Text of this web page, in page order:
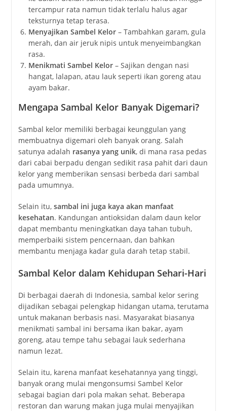
tercampur rata namun tidak terlalu halus agar
teksturnya tetap terasa.
Menyajikan Sambel Kelor– Tambahkan garam, gula
merah, dan air jeruk nipis untuk menyeimbangkan
rasa.
Menikmati Sambel Kelor– Sajikan dengan nasi
hangat, lalapan, atau lauk seperti ikan goreng atau
ayam bakar.
Mengapa Sambal Kelor Banyak Digemari?
Sambal kelor memiliki berbagai keunggulan yang
membuatnya digemari oleh banyak orang. Salah
satunya adalah rasanya yang unik, di mana rasa pedas
dari cabai berpadu dengan sedikit rasa pahit dari daun
kelor yang memberikan sensasi berbeda dari sambal
pada umumnya.
Selain itu, sambal ini juga kaya akan manfaat
kesehatan. Kandungan antioksidan dalam daun kelor
dapat membantu meningkatkan daya tahan tubuh,
memperbaiki sistem pencernaan, dan bahkan
membantu menjaga kadar gula darah tetap stabil.
Sambal Kelor dalam Kehidupan Sehari-Hari
Di berbagai daerah di Indonesia, sambal kelor sering
dijadikan sebagai pelengkap hidangan utama, terutama
untuk makanan berbasis nasi. Masyarakat biasanya
menikmati sambal ini bersama ikan bakar, ayam
goreng, atau tempe tahu sebagai lauk sederhana
namun lezat.
Selain itu, karena manfaat kesehatannya yang tinggi,
banyak orang mulai mengonsumsi Sambel Kelor
sebagai bagian dari pola makan sehat. Beberapa
restoran dan warung makan juga mulai menyajikan